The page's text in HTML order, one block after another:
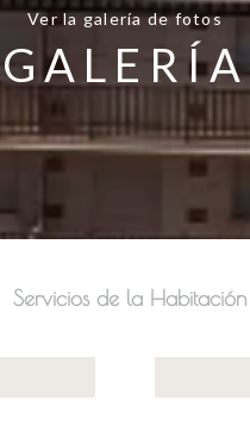
Ver la galería de fotos
GALERÍA
Servicios de la Habitación